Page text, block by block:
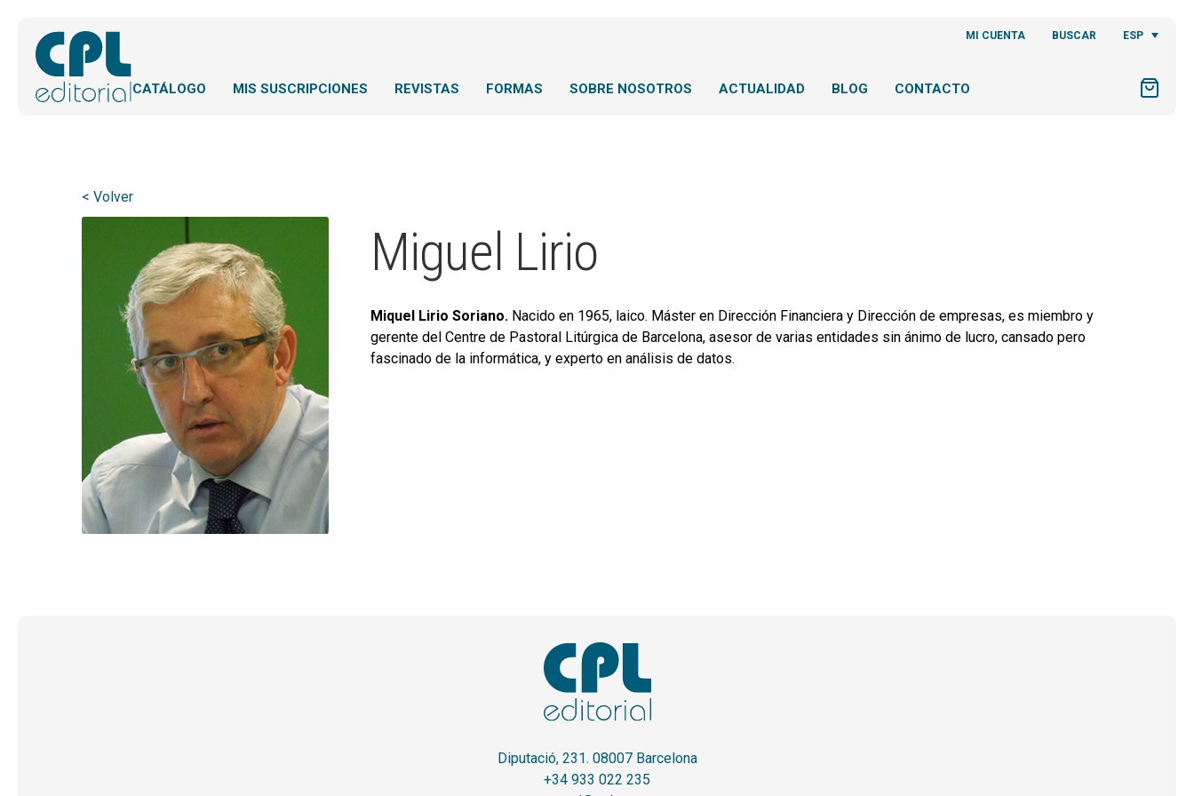
MI CUENTA BUSCAR ESP
CATÁLOGO MIS SUSCRIPCIONES REVISTAS FORMAS SOBRE NOSOTROS ACTUALIDAD BLOG CONTACTO
< Volver
Miguel Lirio
Miquel Lirio Soriano.Nacido en 1965, laico. Máster en Dirección Financiera y Dirección de empresas, es miembro y
gerente del Centre de Pastoral Litúrgica de Barcelona, asesor de varias entidades sin ánimo de lucro, cansado pero
fascinado de la informática, y experto en análisis de datos.
Diputació, 231. 08007 Barcelona
+34 933 022 235